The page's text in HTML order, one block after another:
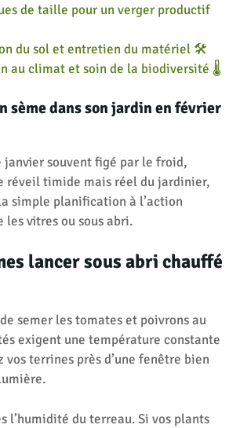
de taille pour un verger productif
du sol et entretien du matériel 🛠️
au climat et soin de la biodiversité 🌡️
sème dans son jardin en février
janvier souvent figé par le froid,
réveil timide mais réel du jardinier,
simple planification à l’action
vitres ou sous abri.
lancer sous abri chauffé
semer les tomates et poivrons au
exigent une température constante
vos terrines près d’une fenêtre bien
l’humidité du terreau. Si vos plants